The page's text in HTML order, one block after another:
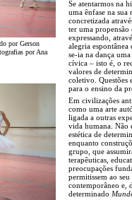
por Gerson
por Ana
Se atentarmos na
uma ênfase na
concretizada
ter uma
expressando,
alegria
se-ia na dança
cívica – isto é, o
valores de
coletivo. Questões
para o ensino da
Em civilizações
como uma arte
ligada a outras
vida humana. Não
estética de
enquanto
grupo, que
terapêuticas,
preocupações
permitissem ao
contemporâneo e,
determinado